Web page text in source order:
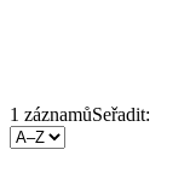
1 záznamůSeřadit: